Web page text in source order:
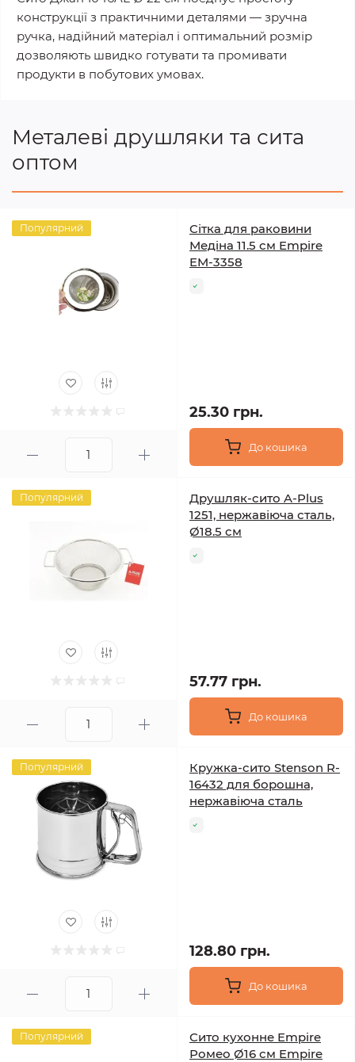
конструкції з практичними деталями — зручна
ручка, надійний матеріал і оптимальний розмір
дозволяють швидко готувати та промивати
продукти в побутових умовах.
Металеві друшляки та сита
оптом
Популярний
Сітка для раковини
Медіна 11.5 см Empire
EM-3358
25.30 грн.
До кошика
Популярний
Друшляк-сито A-Plus
1251, нержавіюча сталь,
Ø18.5 см
57.77 грн.
До кошика
Популярний
Кружка-сито Stenson R-
16432 для борошна,
нержавіюча сталь
128.80 грн.
До кошика
Популярний
Сито кухонне Empire
Ромео Ø16 см Empire